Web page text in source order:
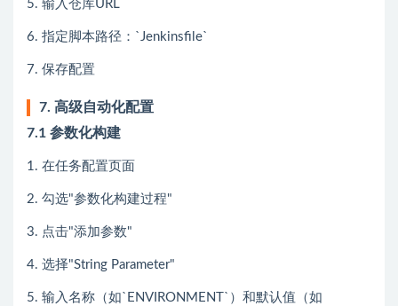
5. 输入仓库URL
6. 指定脚本路径：`Jenkinsfile`
7. 保存配置
7. 高级自动化配置
7.1 参数化构建
1. 在任务配置页面
2. 勾选"参数化构建过程"
3. 点击"添加参数"
4. 选择"String Parameter"
5. 输入名称（如`ENVIRONMENT`）和默认值（如